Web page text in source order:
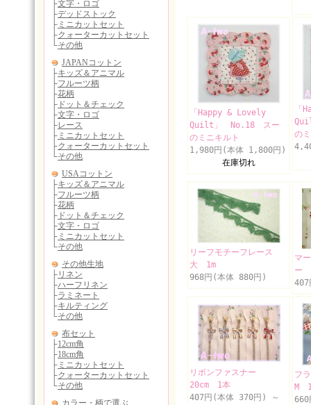
「Happy & Lovely
Quilt」 No.18 スー
のミニキルト
1,980円(本体 1,800円)
在庫切れ
「
の
リーフモチーフレース
大 1m
968円(本体 880円)
マ
ー
リボンファスナー
20cm 1本
407円(本体 370円)
～
フ
M